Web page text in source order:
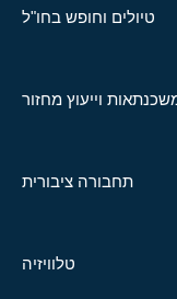
טיולים וחופש בחו"ל
וייעוץ מחזור
תחבורה ציבורית
טלוויזיה